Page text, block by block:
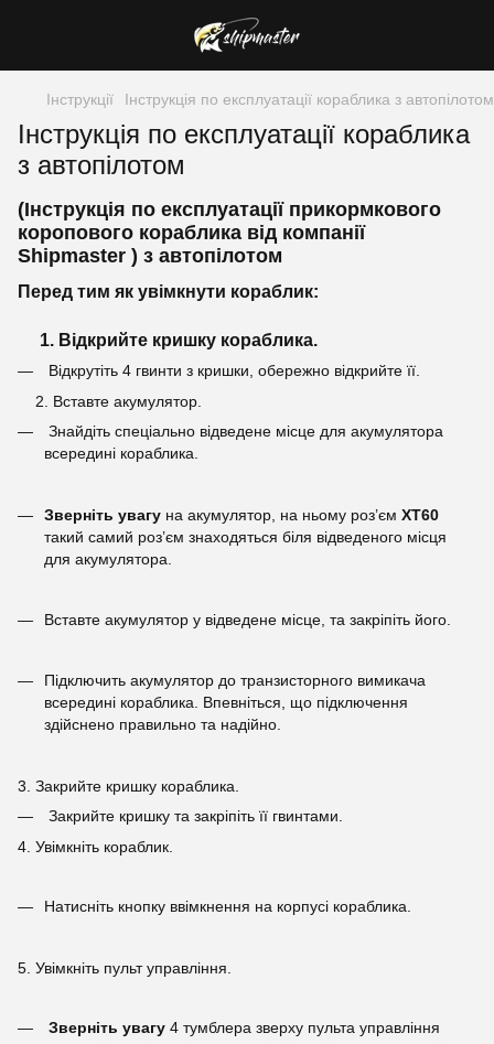
Інструкції Інструкція по експлуатації кораблика з автопілотом
Інструкція по експлуатації кораблика
з автопілотом
(Інструкція по експлуатації прикормкового
коропового кораблика від компанії
Shipmaster ) з автопілотом
Перед тим як увімкнути кораблик:
1. Відкрийте кришку кораблика.
Відкрутіть 4 гвинти з кришки, обережно відкрийте її.
2. Вставте акумулятор.
Знайдіть спеціально відведене місце для акумулятора
всередині кораблика.
Зверніть увагу на акумулятор, на ньому роз’єм XT60
такий самий роз’єм знаходяться біля відведеного місця
для акумулятора.
Вставте акумулятор у відведене місце, та закріпіть його.
Підключить акумулятор до транзисторного вимикача
всередині кораблика. Впевніться, що підключення
здійснено правильно та надійно.
3. Закрийте кришку кораблика.
Закрийте кришку та закріпіть її гвинтами.
4. Увімкніть кораблик.
Натисніть кнопку ввімкнення на корпусі кораблика.
5. Увімкніть пульт управління.
Зверніть увагу 4 тумблера зверху пульта управління